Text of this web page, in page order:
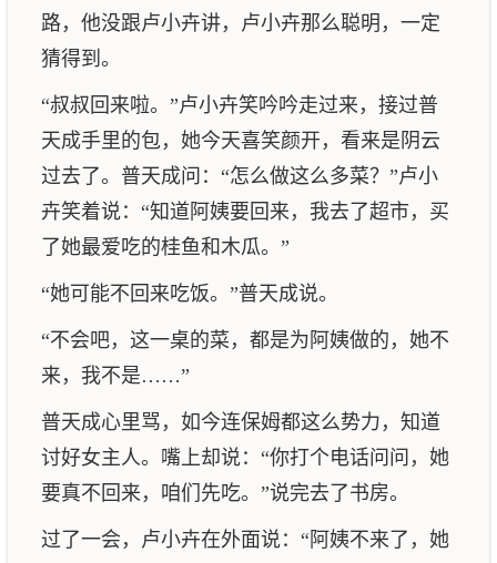
路，他没跟卢小卉讲，卢小卉那么聪明，一定
猜得到。
“叔叔回来啦。”卢小卉笑吟吟走过来，接过普
天成手里的包，她今天喜笑颜开，看来是阴云
过去了。普天成问：“怎么做这么多菜？”卢小
卉笑着说：“知道阿姨要回来，我去了超市，买
了她最爱吃的桂鱼和木瓜。”
“她可能不回来吃饭。”普天成说。
“不会吧，这一桌的菜，都是为阿姨做的，她不
来，我不是……”
普天成心里骂，如今连保姆都这么势力，知道
讨好女主人。嘴上却说：“你打个电话问问，她
要真不回来，咱们先吃。”说完去了书房。
过了一会，卢小卉在外面说：“阿姨不来了，她